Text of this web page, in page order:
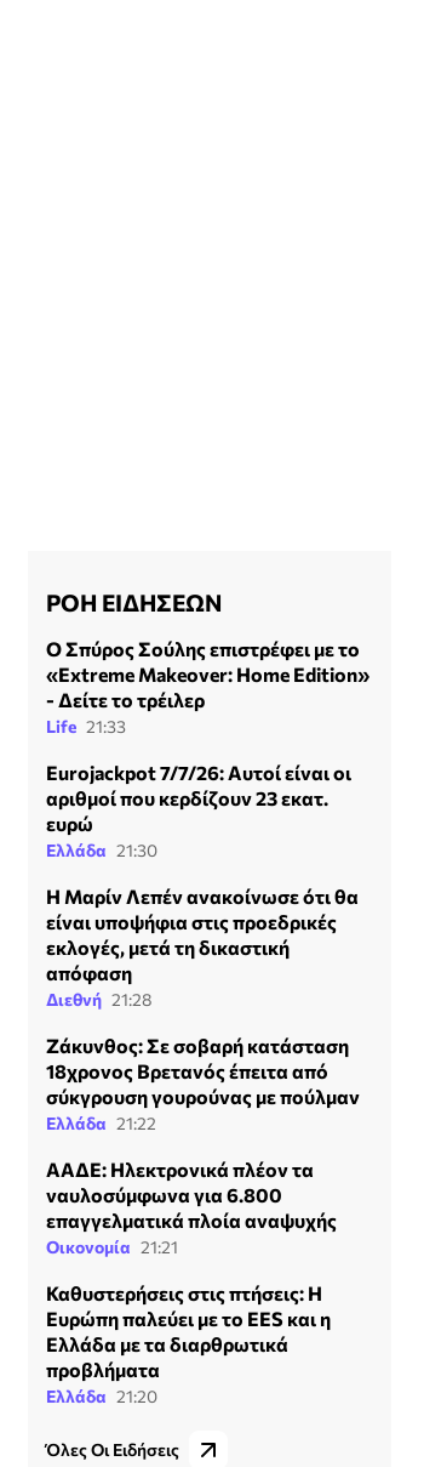
ΡΟΗ ΕΙΔΗΣΕΩΝ
Ο Σπύρος Σούλης επιστρέφει με το
«Extreme Makeover: Home Edition»
- Δείτε το τρέιλερ
Life 21:33
Eurojackpot 7/7/26: Αυτοί είναι οι
αριθμοί που κερδίζουν 23 εκατ.
ευρώ
Ελλάδα 21:30
Η Μαρίν Λεπέν ανακοίνωσε ότι θα
είναι υποψήφια στις προεδρικές
εκλογές, μετά τη δικαστική
απόφαση
Διεθνή 21:28
Ζάκυνθος: Σε σοβαρή κατάσταση
18χρονος Βρετανός έπειτα από
σύκγρουση γουρούνας με πούλμαν
Ελλάδα 21:22
ΑΑΔΕ: Ηλεκτρονικά πλέον τα
ναυλοσύμφωνα για 6.800
επαγγελματικά πλοία αναψυχής
Οικονομία 21:21
Καθυστερήσεις στις πτήσεις: Η
Ευρώπη παλεύει με το EES και η
Ελλάδα με τα διαρθρωτικά
προβλήματα
Ελλάδα 21:20
Όλες Οι Ειδήσεις